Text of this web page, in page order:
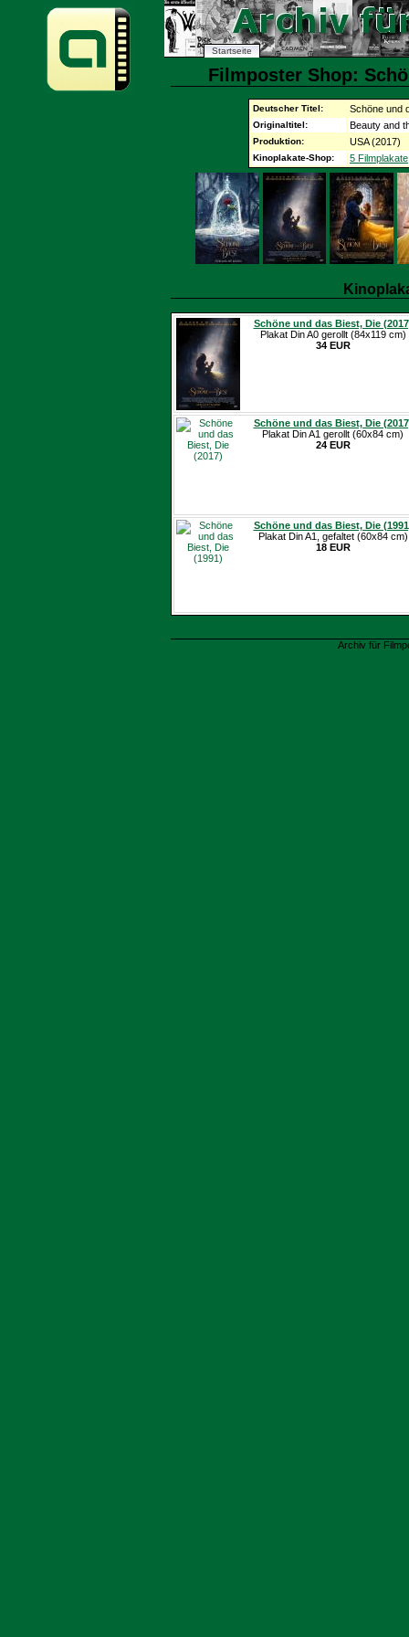
Startseite
Filmposter Shop:
Deutscher Titel: Schöne und
Originaltitel: Beauty and
Produktion: USA (2017)
Kinoplakate-Shop: 5 Filmplakate
Schöne und das Biest, Die
Plakat Din A0 gerollt (84x119 cm)
34 EUR
Schöne und das Biest, Die
Plakat Din A1 gerollt (60x84 cm)
24 EUR
Schöne und das Biest, Die
Plakat Din A1, gefaltet (60x84 cm)
18 EUR
Archiv für